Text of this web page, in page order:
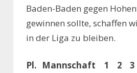
Baden-Baden gegen
gewinnen sollte, schaffen
in der Liga zu bleiben.
Pl. Mannschaft 1 2 3